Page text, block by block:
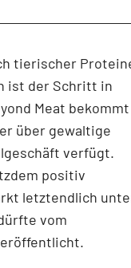
tierischer
ist der Schritt in
Meat bekommt
über gewaltige
verfügt.
positiv
letztendlich
vom